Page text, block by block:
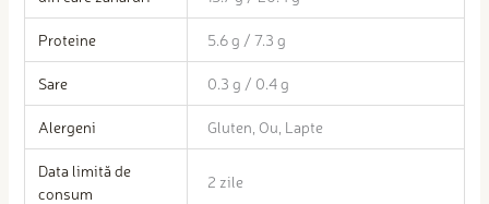
Proteine 5.6 g / 7.3 g
Sare 0.3 g / 0.4 g
Alergeni Gluten, Ou, Lapte
Data limită de
consum
2 zile